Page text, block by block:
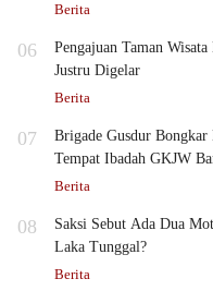
Berita
06
Pengajuan Taman
Justru Digelar
Berita
07
Brigade Gusdur
Tempat Ibadah GKJW
Berita
08
Saksi Sebut Ada Dua
Laka Tunggal?
Berita